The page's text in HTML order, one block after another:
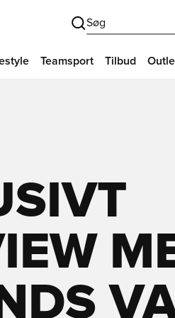
Søg
Teamsport Tilbud